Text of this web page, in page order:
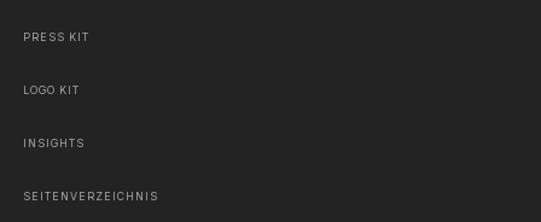
PRESS KIT
LOGO KIT
INSIGHTS
SEITENVERZEICHNIS